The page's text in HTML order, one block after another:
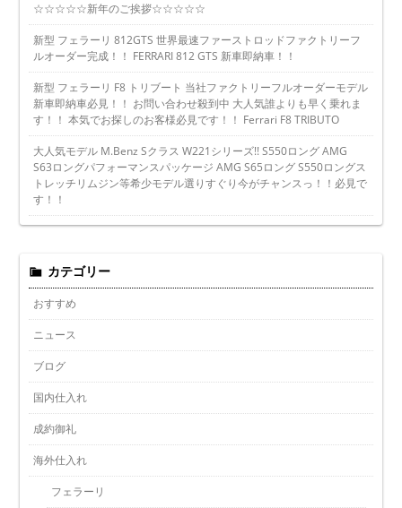
☆☆☆☆☆新年のご挨拶☆☆☆☆☆
新型 フェラーリ 812GTS 世界最速ファーストロッドファクトリーフ
ルオーダー完成！！ FERRARI 812 GTS 新車即納車！！
新型 フェラーリ F8 トリブート 当社ファクトリーフルオーダーモデル
新車即納車必見！！ お問い合わせ殺到中 大人気誰よりも早く乗れま
す！！ 本気でお探しのお客様必見です！！ Ferrari F8 TRIBUTO
大人気モデル M.Benz Sクラス W221シリーズ!! S550ロング AMG
S63ロングパフォーマンスパッケージ AMG S65ロング S550ロングス
トレッチリムジン等希少モデル選りすぐり今がチャンスっ！！必見で
す！！
カテゴリー
おすすめ
ニュース
ブログ
国内仕入れ
成約御礼
海外仕入れ
フェラーリ